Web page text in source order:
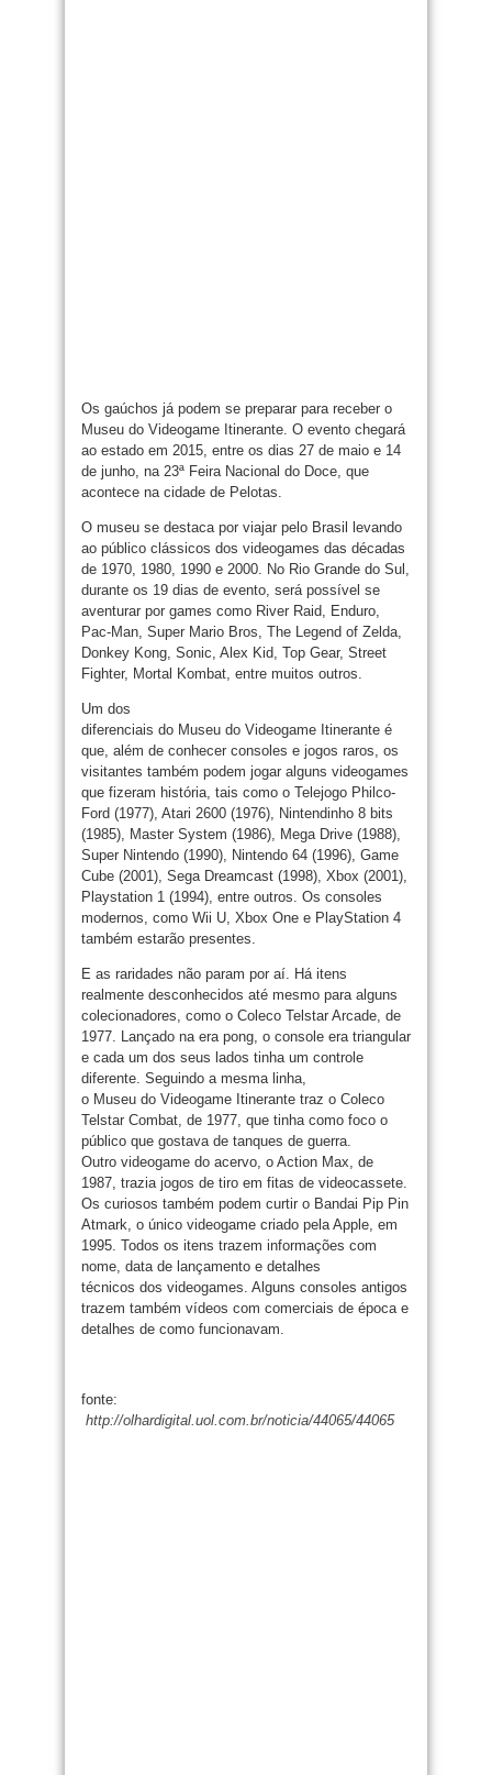
Os gaúchos já podem se preparar para receber o
Museu do Videogame Itinerante. O evento chegará
ao estado em 2015, entre os dias 27 de maio e 14
de junho, na 23ª Feira Nacional do Doce, que
acontece na cidade de Pelotas.
O museu se destaca por viajar pelo Brasil levando
ao público clássicos dos videogames das décadas
de 1970, 1980, 1990 e 2000. No Rio Grande do Sul,
durante os 19 dias de evento, será possível se
aventurar por games como River Raid, Enduro,
Pac-Man, Super Mario Bros, The Legend of Zelda,
Donkey Kong, Sonic, Alex Kid, Top Gear, Street
Fighter, Mortal Kombat, entre muitos outros.
Um dos
diferenciais do Museu do Videogame Itinerante é
que, além de conhecer consoles e jogos raros, os
visitantes também podem jogar alguns videogames
que fizeram história, tais como o Telejogo Philco-
Ford (1977), Atari 2600 (1976), Nintendinho 8 bits
(1985), Master System (1986), Mega Drive (1988),
Super Nintendo (1990), Nintendo 64 (1996), Game
Cube (2001), Sega Dreamcast (1998), Xbox (2001),
Playstation 1 (1994), entre outros. Os consoles
modernos, como Wii U, Xbox One e PlayStation 4
também estarão presentes.
E as raridades não param por aí. Há itens
realmente desconhecidos até mesmo para alguns
colecionadores, como o Coleco Telstar Arcade, de
1977. Lançado na era pong, o console era triangular
e cada um dos seus lados tinha um controle
diferente. Seguindo a mesma linha,
o Museu do Videogame Itinerante traz o Coleco
Telstar Combat, de 1977, que tinha como foco o
público que gostava de tanques de guerra.
Outro videogame do acervo, o Action Max, de
1987, trazia jogos de tiro em fitas de videocassete.
Os curiosos também podem curtir o Bandai Pip Pin
Atmark, o único videogame criado pela Apple, em
1995. Todos os itens trazem informações com
nome, data de lançamento e detalhes
técnicos dos videogames. Alguns consoles antigos
trazem também vídeos com comerciais de época e
detalhes de como funcionavam.
fonte:
http://olhardigital.uol.com.br/noticia/44065/44065